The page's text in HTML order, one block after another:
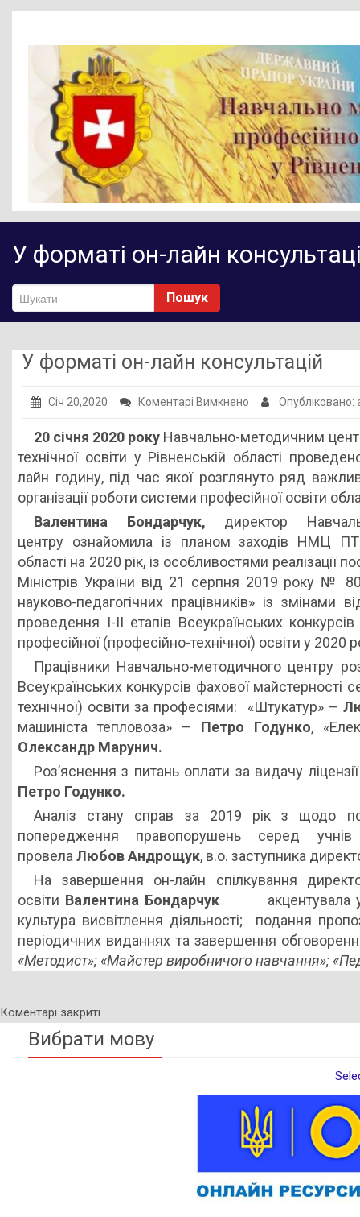
Головна
Новини
Діяльність НМЦ ПТО
Методичне забезпечення
Нормативно-правове забезпечення
Публічна інформація
Заклади ПТО
Оголошення
Галерея
НМЦ ПТО України
У форматі он-лайн
Пошук
У форматі он-лайн консультацій
Січ 20,2020 Коментарі Вимкнено до
форматі
он-
лайн
консультацій
20 січня 2020 року Навчально-методичним
технічної освіти у Рівненській області
лайн годину, під час якої розглянуто ряд
організації роботи системи професійної освіти
Валентина Бондарчук, директор
центру ознайомила із планом заходів НМЦ
області на 2020 рік, із особливостями реалізації
Міністрів України від 21 серпня 2019 року №
науково-педагогічних працівників» із
проведення І-ІІ етапів Всеукраїнських
професійної (професійно-технічної) освіти у 2020
Працівники Навчально-методичного центру
Всеукраїнських конкурсів фахової майстерності
технічної) освіти за професіями: «Штукатур» –
машиніста тепловоза» – Петро Годунко,
Олександр Марунич.
Роз’яснення з питань оплати за видачу
Петро Годунко.
Аналіз стану справ за 2019 рік з щодо
попередження правопорушень серед учнів
провела Любов Андрощук, в.о. заступника
На завершення он-лайн спілкування
освіти Валентина Бондарчукакцентувала
культура висвітлення діяльності; подання
періодичних виданнях та завершення
«Методист»; «Майстер виробничого навчання»;
Коментарі закриті
Вибрати мову